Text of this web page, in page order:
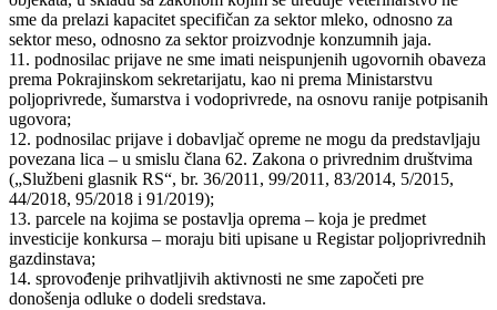
sme da prelazi kapacitet specifičan za sektor mleko, odnosno za
sektor meso, odnosno za sektor proizvodnje konzumnih jaja.
11. podnosilac prijave ne sme imati neispunjenih ugovornih obaveza
prema Pokrajinskom sekretarijatu, kao ni prema Ministarstvu
poljoprivrede, šumarstva i vodoprivrede, na osnovu ranije potpisanih
ugovora;
12. podnosilac prijave i dobavljač opreme ne mogu da predstavljaju
povezana lica – u smislu člana 62. Zakona o privrednim društvima
(„Službeni glasnik RS“, br. 36/2011, 99/2011, 83/2014, 5/2015,
44/2018, 95/2018 i 91/2019);
13. parcele na kojima se postavlja oprema – koja je predmet
investicije konkursa – moraju biti upisane u Registar poljoprivrednih
gazdinstava;
14. sprovođenje prihvatljivih aktivnosti ne sme započeti pre
donošenja odluke o dodeli sredstava.